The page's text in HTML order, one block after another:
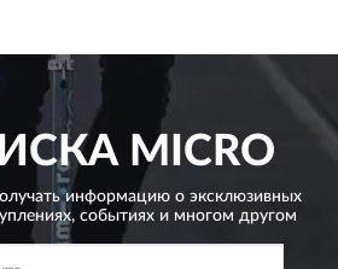
MICRO
информацию о эксклюзивных
событиях и многом другом